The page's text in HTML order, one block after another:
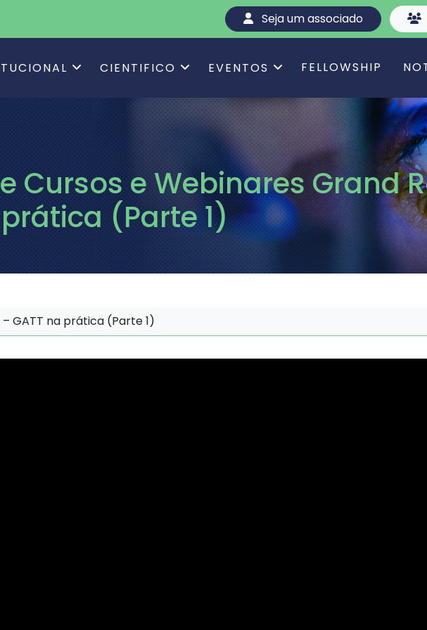
Seja um associado
CIENTIFICO EVENTOS FELLOWSHIP
Cursos e Webinares Grand
(Parte 1)
– GATT na prática (Parte 1)